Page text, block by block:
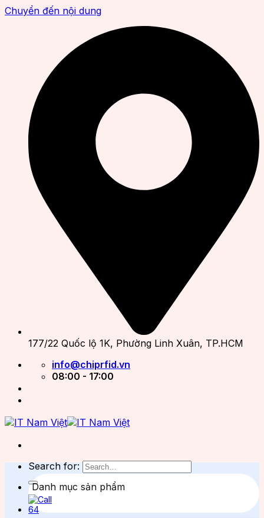
Chuyển đến nội dung
177/22 Quốc lộ 1K, Phường Linh Xuân, TP.HCM
info@chiprfid.vn
08:00 - 17:00
Search for:
Danh mục sản phẩm